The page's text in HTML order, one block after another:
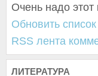
Очень надо
Обновить
RSS лента
ЛИТЕРАТУРА